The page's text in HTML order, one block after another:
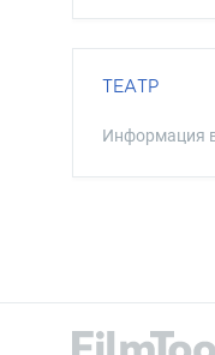
ТЕАТР
Информация